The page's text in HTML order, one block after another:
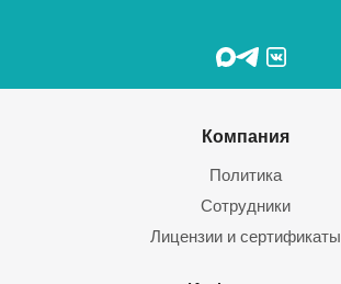
Компания
Политика
Сотрудники
Лицензии и сертификаты